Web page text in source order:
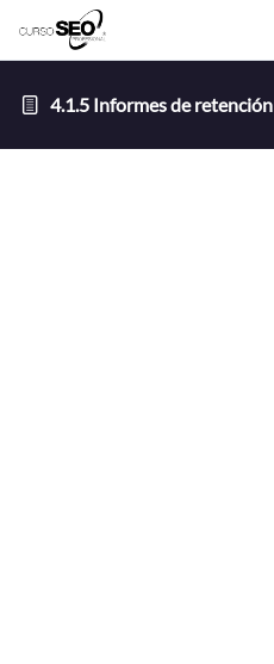
4.1.5 Informes de retención